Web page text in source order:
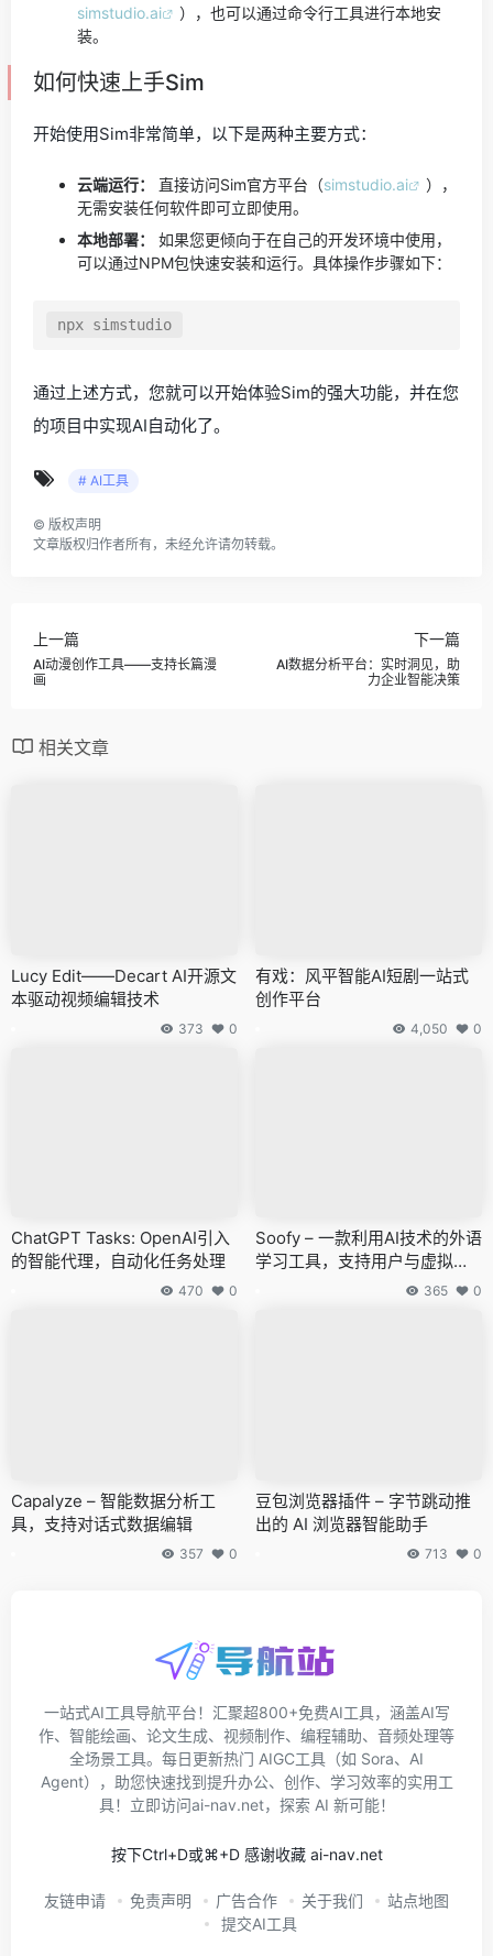
simstudio.ai
），也可以通过命令行工具进行本地安
装。
如何快速上手Sim
开始使用Sim非常简单，以下是两种主要方式：
云端运行： 直接访问Sim官方平台（simstudio.ai
），
无需安装任何软件即可立即使用。
本地部署：
如果您更倾向于在自己的开发环境中使用，
可以通过NPM包快速安装和运行。具体操作步骤如下：
npx simstudio
通过上述方式，您就可以开始体验Sim的强大功能，并在您
的项目中实现AI自动化了。
# AI工具
© 版权声明
文章版权归作者所有，未经允许请勿转载。
上一篇
AI动漫创作工具——支持长篇漫
画
下一篇
AI数据分析平台：实时洞见，助
力企业智能决策
相关文章
Lucy Edit——Decart AI开源文
本驱动视频编辑技术
373 0
有戏：风平智能AI短剧一站式
创作平台
4,050 0
ChatGPT Tasks: OpenAI引入
的智能代理，自动化任务处理
470 0
Soofy – 一款利用AI技术的外语
学习工具，支持用户与虚拟人
物开展多种语言的对话演练
365 0
Capalyze – 智能数据分析工
具，支持对话式数据编辑
357 0
豆包浏览器插件 – 字节跳动推
出的 AI 浏览器智能助手
713 0
一站式AI工具导航平台！汇聚超800+免费AI工具，涵盖AI写
作、智能绘画、论文生成、视频制作、编程辅助、音频处理等
全场景工具。每日更新热门 AIGC工具（如 Sora、AI
Agent），助您快速找到提升办公、创作、学习效率的实用工
具！立即访问ai-nav.net，探索 AI 新可能！
按下Ctrl+D或⌘+D 感谢收藏 ai-nav.net
友链申请 免责声明 广告合作 关于我们
站点地图
提交AI工具